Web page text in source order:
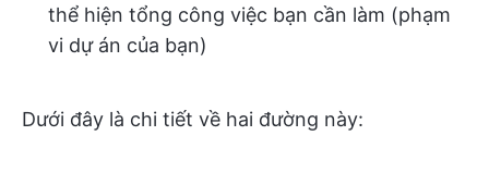
thể hiện tổng công việc bạn cần làm (phạm
vi dự án của bạn)
Dưới đây là chi tiết về hai đường này: